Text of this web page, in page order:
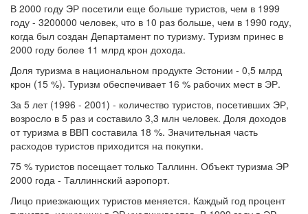
В 2000 году ЭР посетили еще больше туристов, чем в 1999
году - 3200000 человек, что в 10 раз больше, чем в 1990 году,
когда был создан Департамент по туризму. Туризм принес в
2000 году более 11 млрд крон дохода.
Доля туризма в национальном продукте Эстонии - 0,5 млрд
крон (15 %). Туризм обеспечивает 16 % рабочих мест в ЭР.
За 5 лет (1996 - 2001) - количество туристов, посетивших ЭР,
возросло в 5 раз и составило 3,3 млн человек. Доля доходов
от туризма в ВВП составила 18 %. Значительная часть
расходов туристов приходится на покупки.
75 % туристов посещает только Таллинн. Объект туризма ЭР
2000 года - Таллиннский аэропорт.
Лицо приезжающих туристов меняется. Каждый год процент